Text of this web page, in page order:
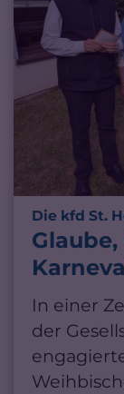
Die kfd St.
In einer
der